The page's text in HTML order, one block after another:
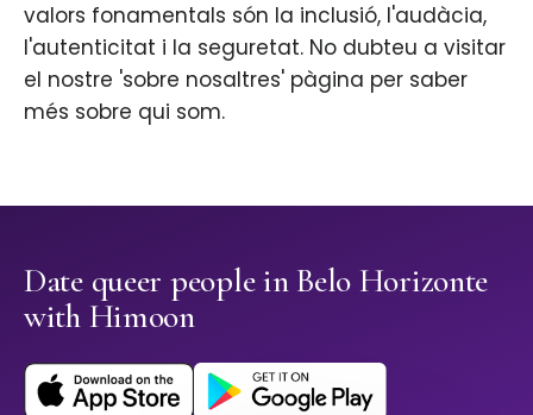
valors fonamentals són la inclusió, l'audàcia,
l'autenticitat i la seguretat. No dubteu a visitar
el nostre 'sobre nosaltres' pàgina per saber
més sobre qui som.
Date queer people in Belo Horizonte
with Himoon